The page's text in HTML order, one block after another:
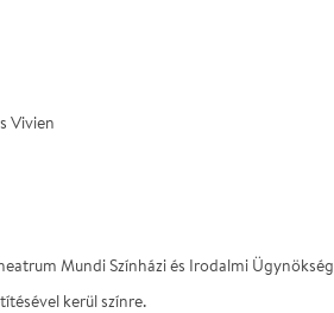
Vivien
Mundi Színházi és Irodalmi Ügynökség
kerül színre.